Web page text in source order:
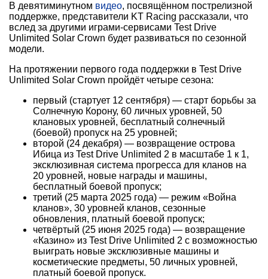
В девятиминутном видео, посвящённом пострелизной
поддержке, представители KT Racing рассказали, что
вслед за другими играми-сервисами Test Drive
Unlimited Solar Crown будет развиваться по сезонной
модели.
На протяжении первого года поддержки в Test Drive
Unlimited Solar Crown пройдёт четыре сезона:
первый (стартует 12 сентября) — старт борьбы за
Солнечную Корону, 60 личных уровней, 50
клановых уровней, бесплатный солнечный
(боевой) пропуск на 25 уровней;
второй (24 декабря) — возвращение острова
Ибица из Test Drive Unlimited 2 в масштабе 1 к 1,
эксклюзивная система прогресса для кланов на
20 уровней, новые награды и машины,
бесплатный боевой пропуск;
третий (25 марта 2025 года) — режим «Война
кланов», 30 уровней кланов, сезонные
обновления, платный боевой пропуск;
четвёртый (25 июня 2025 года) — возвращение
«Казино» из Test Drive Unlimited 2 с возможностью
выиграть новые эксклюзивные машины и
косметические предметы, 50 личных уровней,
платный боевой пропуск.